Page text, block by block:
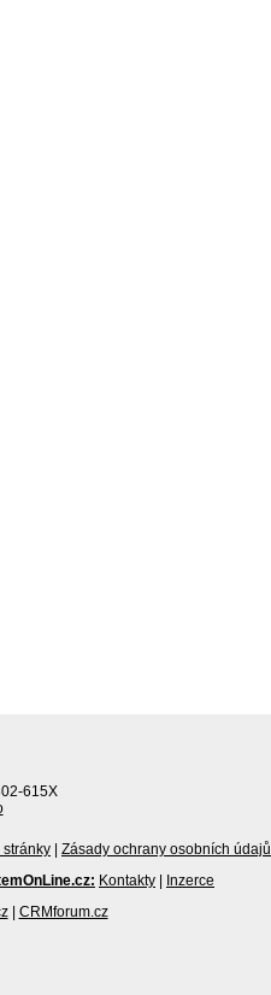
615X
stránky | Zásady ochrany osobních údajů
Kontakty | Inzerce
| CRMforum.cz